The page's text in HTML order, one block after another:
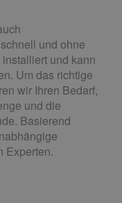
und ohne
und kann
Um das richtige
wir Ihren Bedarf,
und die
Basierend
Experten.